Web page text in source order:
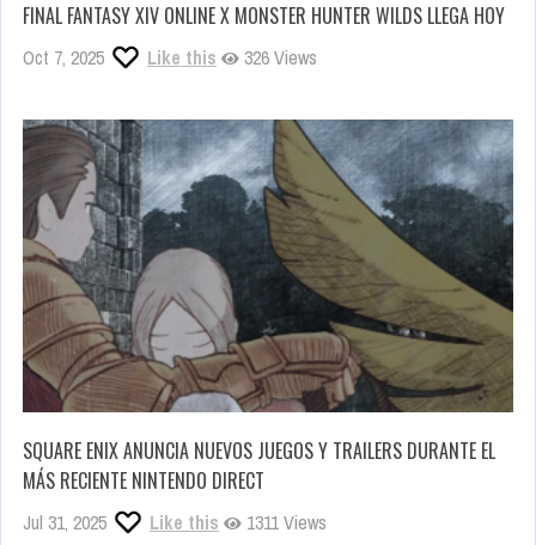
FINAL FANTASY XIV ONLINE X MONSTER HUNTER WILDS LLEGA HOY
Oct 7, 2025 Like this 326 Views
SQUARE ENIX ANUNCIA NUEVOS JUEGOS Y TRAILERS DURANTE EL
MÁS RECIENTE NINTENDO DIRECT
Jul 31, 2025 Like this 1311 Views